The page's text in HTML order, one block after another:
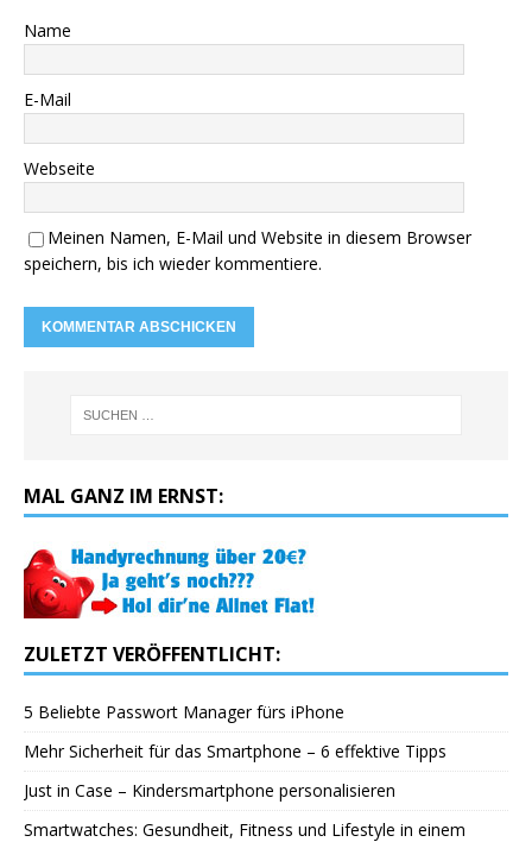
Name
E-Mail
Webseite
Meinen Namen, E-Mail und Website in diesem Browser
speichern, bis ich wieder kommentiere.
MAL GANZ IM ERNST:
ZULETZT VERÖFFENTLICHT:
5 Beliebte Passwort Manager fürs iPhone
Mehr Sicherheit für das Smartphone – 6 effektive Tipps
Just in Case – Kindersmartphone personalisieren
Smartwatches: Gesundheit, Fitness und Lifestyle in einem